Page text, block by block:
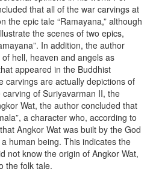
that all of the war carvings at
the epic tale “Ramayana,” although
the scenes of two epics,
In addition, the author
hell, heaven and angels as
appeared in the Buddhist
carvings are actually depictions of
of Suriyavarman II, the
Wat, the author concluded that
a character who, according to
Angkor Wat was built by the God
human being. This indicates the
not know the origin of Angkor Wat,
the folk tale.